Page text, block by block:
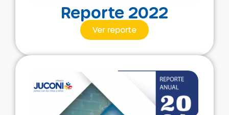
Reporte 2022
Ver reporte